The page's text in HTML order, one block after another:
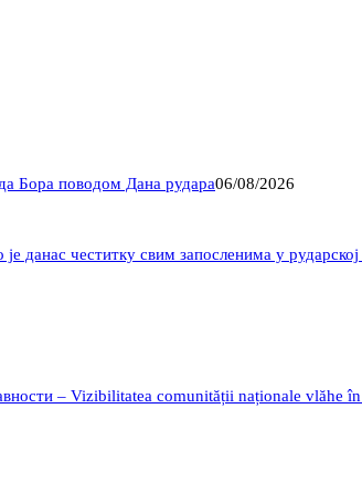
Бора поводом Дана рудара06/08/2026
данас честитку свим запосленима у
– Vizibilitatea comunității naționale vlăhe